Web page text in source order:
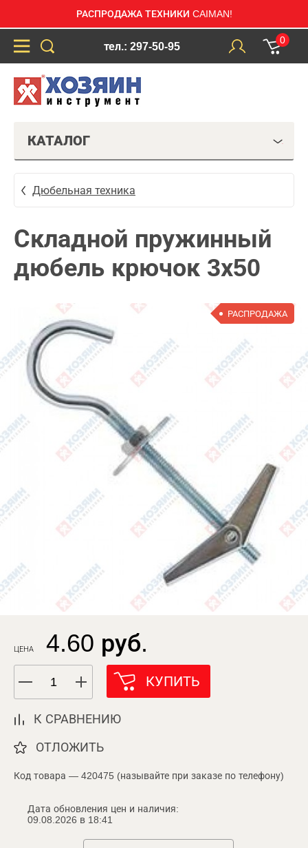
РАСПРОДАЖА ТЕХНИКИ CAIMAN!
тел.: 297-50-95
0
КАТАЛОГ
Дюбельная техника
Складной пружинный
дюбель крючок 3х50
РАСПРОДАЖА
ЦЕНА 4.60 руб.
КУПИТЬ
К СРАВНЕНИЮ
ОТЛОЖИТЬ
Код товара — 420475 (называйте при заказе по телефону)
Дата обновления цен и наличия:
09.08.2026 в 18:41